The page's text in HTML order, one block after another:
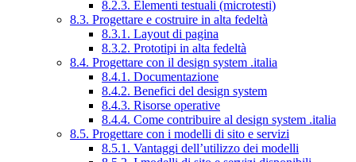
8.2.3. Elementi testuali (microtesti)
8.3. Progettare e costruire in alta fedeltà
8.3.1. Layout di pagina
8.3.2. Prototipi in alta fedeltà
8.4. Progettare con il design system .italia
8.4.1. Documentazione
8.4.2. Benefici del design system
8.4.3. Risorse operative
8.4.4. Come contribuire al design system .italia
8.5. Progettare con i modelli di sito e servizi
8.5.1. Vantaggi dell’utilizzo dei modelli